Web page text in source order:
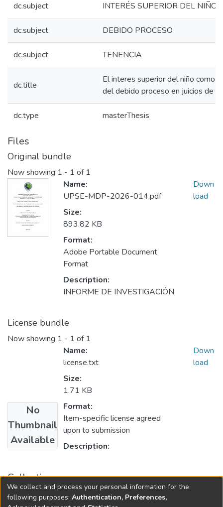
dc.subject INTERÉS SUPERIOR DEL NIÑO
dc.subject DEBIDO PROCESO
dc.subject TENENCIA
dc.title
El interes superior del niño como
del debido proceso en juicios de
dc.type masterThesis
Files
Original bundle
Now showing 1 - 1 of 1
Name:
UPSE-MDP-2026-014.pdf
Size:
893.82 KB
Format:
Adobe Portable Document
Format
Description:
INFORME DE INVESTIGACIÓN
Down
load
License bundle
Now showing 1 - 1 of 1
No
Thumbnail
Available
Name:
license.txt
Size:
1.71 KB
Format:
Item-specific license agreed
upon to submission
Description:
Down
load
Collections
Maestría en Derecho Procesal
We collect and process your personal information for the
following purposes: Authentication, Preferences,